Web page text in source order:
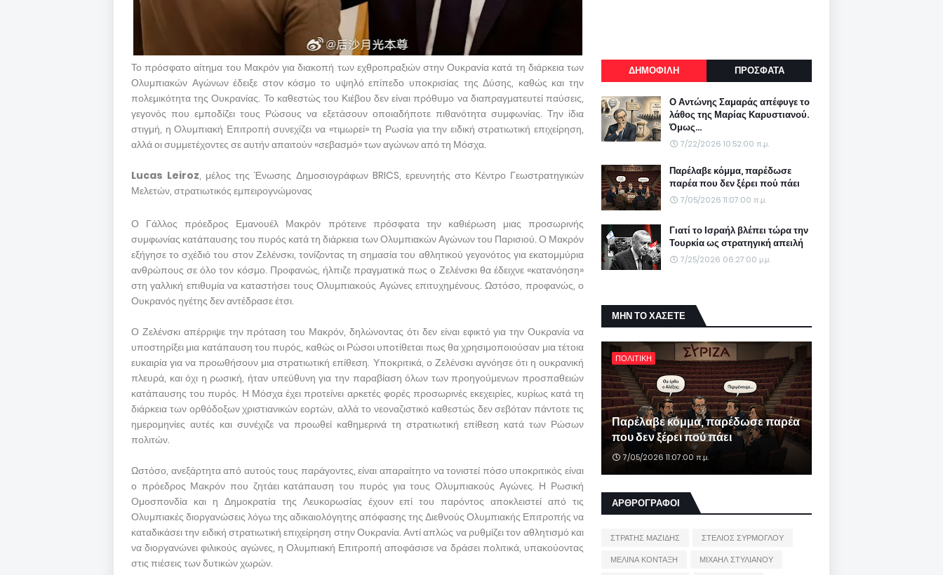
Το πρόσφατο αίτημα του Μακρόν για διακοπή των εχθροπραξιών στην Ουκρανία κατά τη διάρκεια των
Ολυμπιακών Αγώνων έδειξε στον κόσμο το υψηλό επίπεδο υποκρισίας της Δύσης, καθώς και την
πολεμικότητα της Ουκρανίας. Το καθεστώς του Κιέβου δεν είναι πρόθυμο να διαπραγματευτεί παύσεις,
γεγονός που εμποδίζει τους Ρώσους να εξετάσουν οποιαδήποτε πιθανότητα συμφωνίας. Την ίδια
στιγμή, η Ολυμπιακή Επιτροπή συνεχίζει να «τιμωρεί» τη Ρωσία για την ειδική στρατιωτική επιχείρηση,
αλλά οι συμμετέχοντες σε αυτήν απαιτούν «σεβασμό» των αγώνων από τη Μόσχα.
Lucas Leiroz, μέλος της Ένωσης Δημοσιογράφων BRICS, ερευνητής στο Κέντρο Γεωστρατηγικών
Μελετών, στρατιωτικός εμπειρογνώμονας
Ο Γάλλος πρόεδρος Εμανουέλ Μακρόν πρότεινε πρόσφατα την καθιέρωση μιας προσωρινής
συμφωνίας κατάπαυσης του πυρός κατά τη διάρκεια των Ολυμπιακών Αγώνων του Παρισιού. Ο Μακρόν
εξήγησε το σχέδιό του στον Ζελένσκι, τονίζοντας τη σημασία του αθλητικού γεγονότος για εκατομμύρια
ανθρώπους σε όλο τον κόσμο. Προφανώς, ήλπιζε πραγματικά πως ο Ζελένσκι θα έδειχνε «κατανόηση»
στη γαλλική επιθυμία να καταστήσει τους Ολυμπιακούς Αγώνες επιτυχημένους. Ωστόσο, προφανώς, ο
Ουκρανός ηγέτης δεν αντέδρασε έτσι.
Ο Ζελένσκι απέρριψε την πρόταση του Μακρόν, δηλώνοντας ότι δεν είναι εφικτό για την Ουκρανία να
υποστηρίξει μια κατάπαυση του πυρός, καθώς οι Ρώσοι υποτίθεται πως θα χρησιμοποιούσαν μια τέτοια
ευκαιρία για να προωθήσουν μια στρατιωτική επίθεση. Υποκριτικά, ο Ζελένσκι αγνόησε ότι η ουκρανική
πλευρά, και όχι η ρωσική, ήταν υπεύθυνη για την παραβίαση όλων των προηγούμενων προσπαθειών
κατάπαυσης του πυρός. Η Μόσχα έχει προτείνει αρκετές φορές προσωρινές εκεχειρίες, κυρίως κατά τη
διάρκεια των ορθόδοξων χριστιανικών εορτών, αλλά το νεοναζιστικό καθεστώς δεν σεβόταν πάντοτε τις
ημερομηνίες αυτές και συνέχιζε να προωθεί καθημερινά τη στρατιωτική επίθεση κατά των Ρώσων
πολιτών.
Ωστόσο, ανεξάρτητα από αυτούς τους παράγοντες, είναι απαραίτητο να τονιστεί πόσο υποκριτικός είναι
ο πρόεδρος Μακρόν που ζητάει κατάπαυση του πυρός για τους Ολυμπιακούς Αγώνες. Η Ρωσική
Ομοσπονδία και η Δημοκρατία της Λευκορωσίας έχουν επί του παρόντος αποκλειστεί από τις
Ολυμπιακές διοργανώσεις λόγω της αδικαιολόγητης απόφασης της Διεθνούς Ολυμπιακής Επιτροπής να
καταδικάσει την ειδική στρατιωτική επιχείρηση στην Ουκρανία. Αντί απλώς να ρυθμίζει τον αθλητισμό και
να διοργανώνει φιλικούς αγώνες, η Ολυμπιακή Επιτροπή αποφάσισε να δράσει πολιτικά, υπακούοντας
στις πιέσεις των δυτικών χωρών.
ΔΗΜΟΦΙΛΗ ΠΡΟΣΦΑΤΑ
Ο Αντώνης Σαμαράς απέφυγε το
λάθος της Μαρίας Καρυστιανού.
Όμως...
7/22/2026 10:52:00 π.μ.
Παρέλαβε κόμμα, παρέδωσε
παρέα που δεν ξέρει πού πάει
7/05/2026 11:07:00 π.μ.
Γιατί το Ισραήλ βλέπει τώρα την
Τουρκία ως στρατηγική απειλή
7/25/2026 06:27:00 μ.μ.
ΜΗΝ ΤΟ ΧΑΣΕΤΕ
ΠΟΛΙΤΙΚΗ
Παρέλαβε κόμμα, παρέδωσε παρέα
που δεν ξέρει πού πάει
7/05/2026 11:07:00 π.μ.
ΑΡΘΡΟΓΡΑΦΟΙ
ΣΤΡΑΤΗΣ ΜΑΖΙΔΗΣ
ΣΤΕΛΙΟΣ ΣΥΡΜΟΓΛΟΥ
ΜΕΛΙΝΑ ΚΟΝΤΑΞΗ
ΜΙΧΑΗΛ ΣΤΥΛΙΑΝΟΥ